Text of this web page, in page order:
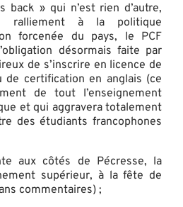
back » qui n’est rien d’autre,
ralliement à la politique
forcenée du pays, le PCF
désormais faite par
de s’inscrire en licence de
de certification en anglais (ce
de tout l’enseignement
et qui aggravera totalement
des étudiants francophones
aux côtés de Pécresse, la
supérieur, à la fête de
commentaires) ;